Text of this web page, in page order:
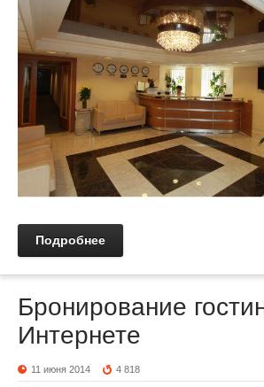
Подробнее
Бронирование
Интернете
11 июня 2014 4 818